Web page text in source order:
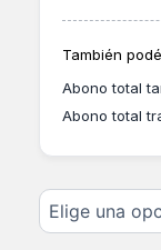
También
Abono total
Abono total